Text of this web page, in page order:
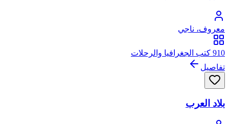
معروف، ناجي
910 كتب الجغرافيا والرحلات
تفاصيل
بلاد العرب